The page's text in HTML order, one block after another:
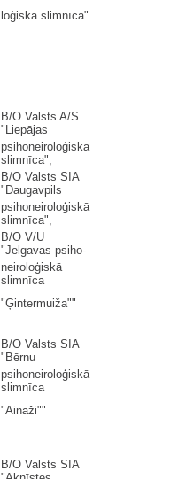
loģiskā slimnīca"
B/O Valsts A/S
"Liepājas
psihoneiroloģiskā
slimnīca",
B/O Valsts SIA
"Daugavpils
psihoneiroloģiskā
slimnīca",
B/O V/U
"Jelgavas psiho-
neiroloģiskā
slimnīca
"Ģintermuiža""
B/O Valsts SIA
"Bērnu
psihoneiroloģiskā
slimnīca
"Ainaži""
B/O Valsts SIA